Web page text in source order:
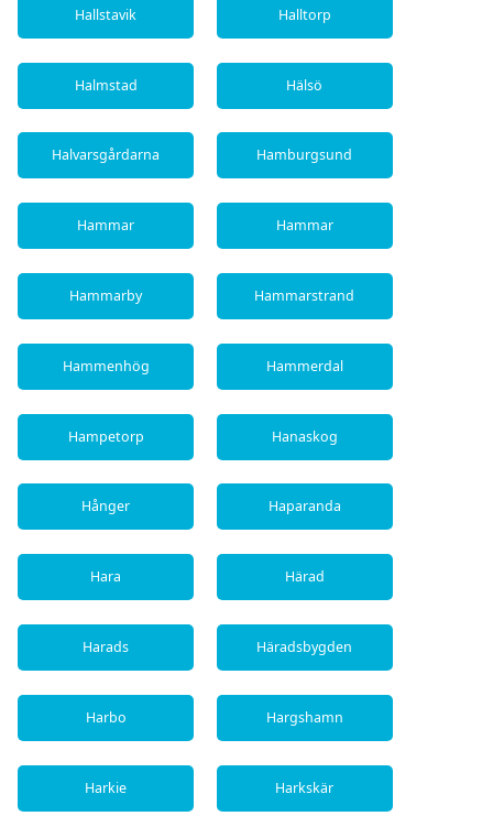
Hallstavik Halltorp
Halmstad Hälsö
Halvarsgårdarna Hamburgsund
Hammar Hammar
Hammarby Hammarstrand
Hammenhög Hammerdal
Hampetorp Hanaskog
Hånger Haparanda
Hara Härad
Harads Häradsbygden
Harbo Hargshamn
Harkie Harkskär